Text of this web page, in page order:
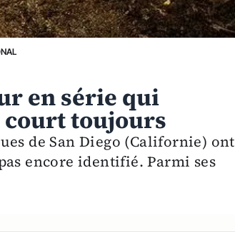
en série qui
court toujours
de San Diego (Californie) ont
encore identifié. Parmi ses